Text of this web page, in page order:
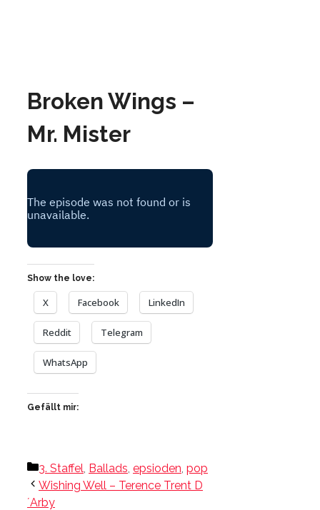
Broken Wings –
Mr. Mister
Show the love:
X Facebook LinkedIn
Reddit Telegram
WhatsApp
Gefällt mir:
Kategorien
3. Staffel Ballads epsioden pop
Wishing Well – Terence Trent D
´Arby